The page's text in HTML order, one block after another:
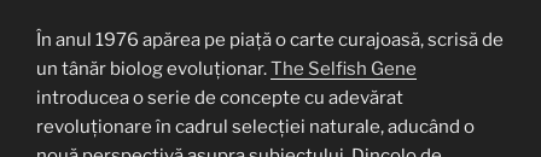
În anul 1976 apărea pe piață o carte curajoasă, scrisă de
un tânăr biolog evoluționar.The Selfish Gene
introducea o serie de concepte cu adevărat
revoluționare în cadrul selecției naturale, aducând o